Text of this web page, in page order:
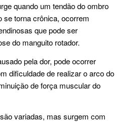
quando um tendão do ombro
se torna crônica, ocorrem
que pode ser
do manguito rotador.
pela dor, pode ocorrer
dificuldade de realizar o arco do
de força muscular do
variadas, mas surgem com